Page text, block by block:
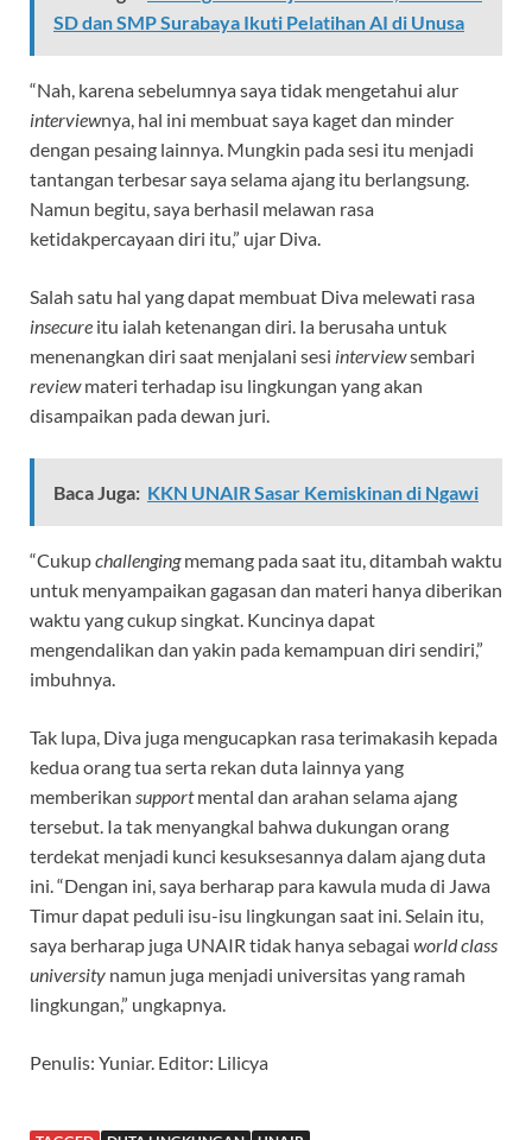
SD dan SMP Surabaya Ikuti Pelatihan AI di Unusa
“Nah, karena sebelumnya saya tidak mengetahui alur
interviewnya, hal ini membuat saya kaget dan minder
dengan pesaing lainnya. Mungkin pada sesi itu menjadi
tantangan terbesar saya selama ajang itu berlangsung.
Namun begitu, saya berhasil melawan rasa
ketidakpercayaan diri itu,” ujar Diva.
Salah satu hal yang dapat membuat Diva melewati rasa
insecure itu ialah ketenangan diri. Ia berusaha untuk
menenangkan diri saat menjalani sesi interviewsembari
reviewmateri terhadap isu lingkungan yang akan
disampaikan pada dewan juri.
Baca Juga: KKN UNAIR Sasar Kemiskinan di Ngawi
“Cukupchallengingmemang pada saat itu, ditambah waktu
untuk menyampaikan gagasan dan materi hanya diberikan
waktu yang cukup singkat. Kuncinya dapat
mengendalikan dan yakin pada kemampuan diri sendiri,”
imbuhnya.
Tak lupa, Diva juga mengucapkan rasa terimakasih kepada
kedua orang tua serta rekan duta lainnya yang
memberikan supportmental dan arahan selama ajang
tersebut. Ia tak menyangkal bahwa dukungan orang
terdekat menjadi kunci kesuksesannya dalam ajang duta
ini. “Dengan ini, saya berharap para kawula muda di Jawa
Timur dapat peduli isu-isu lingkungan saat ini. Selain itu,
saya berharap juga UNAIR tidak hanya sebagai world class
university namun juga menjadi universitas yang ramah
lingkungan,” ungkapnya.
Penulis: Yuniar. Editor: Lilicya